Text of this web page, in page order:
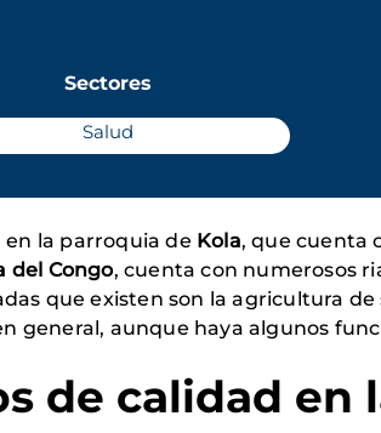
Sectores
Salud
en la parroquia de Kola, que cuenta
del Congo, cuenta con numerosos
que existen son la agricultura
general, aunque haya algunos
de calidad en